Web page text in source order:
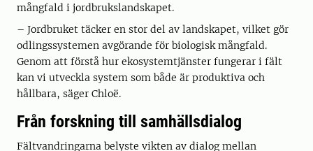
mångfald i jordbrukslandskapet.
– Jordbruket täcker en stor del av landskapet, vilket gör
odlingssystemen avgörande för biologisk mångfald.
Genom att förstå hur ekosystemtjänster fungerar i fält
kan vi utveckla system som både är produktiva och
hållbara, säger Chloë.
Från forskning till samhällsdialog
Fältvandringarna belyste vikten av dialog mellan